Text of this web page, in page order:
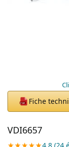
PDF Fiche
VDI6657